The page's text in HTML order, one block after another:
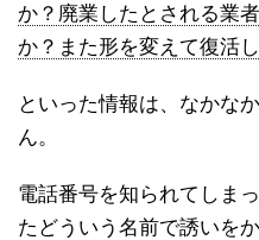
か？廃業したとされる業
か？また形を変えて復活
といった情報は、なかな
ん。
電話番号を知られてしま
たどういう名前で誘いを